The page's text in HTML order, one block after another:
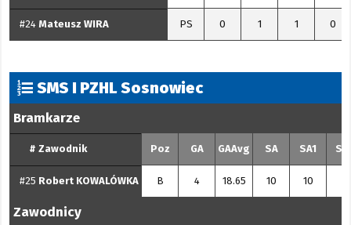
#24 Mateusz WIRA PS 0 1 1 0
SMS I PZHL Sosnowiec
Bramkarze
# Zawodnik Poz GA GAAvg SA SA1
#25 Robert KOWALÓWKA B 4 18.65 10 10
Zawodnicy